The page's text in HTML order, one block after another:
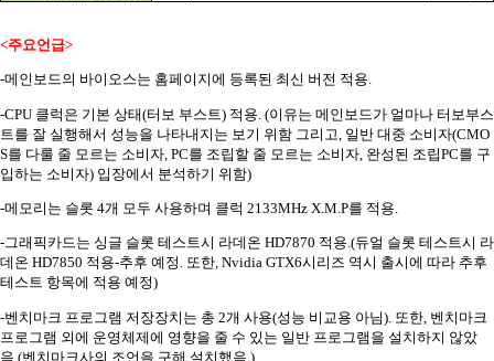
<주요언급>
-메인보드의 바이오스는 홈페이지에 등록된 최신 버전 적용.
-CPU 클럭은 기본 상태(터보 부스트) 적용 . (이유는 메인보드가 얼마나 터보부스
트를 잘 실행해서 성능을 나타내지는 보기 위함 그리고 일반 대중 소비자(CMO
S를 다룰 줄 모르는 소비자 , PC를 조립할 줄 모르는 소비자 완성된 조립PC를 구
입하는 소비자) 입장에서 분석하기 위함)
-메모리는 슬롯 4개 모두 사용하며 클럭 2133MHz X.M.P를 적용
-그래픽카드는 싱글 슬롯 테스트시 라데온 HD7870 적용.(듀얼 슬롯 테스트시 라
데온 HD7850 적용-추후 예정 . 또한, Nvidia GTX6시리즈 역시 출시에 따라 추후
테스트 항목에 적용 예정)
-벤치마크 프로그램 저장장치는 총 2개 사용(성능 비교용 아님). 또한 벤치마크
프로그램 외에 운영체제에 영향을 줄 수 있는 일반 프로그램을 설치하지 않았
음 .(벤치마크사의 조언을 구해 설치했음 .)